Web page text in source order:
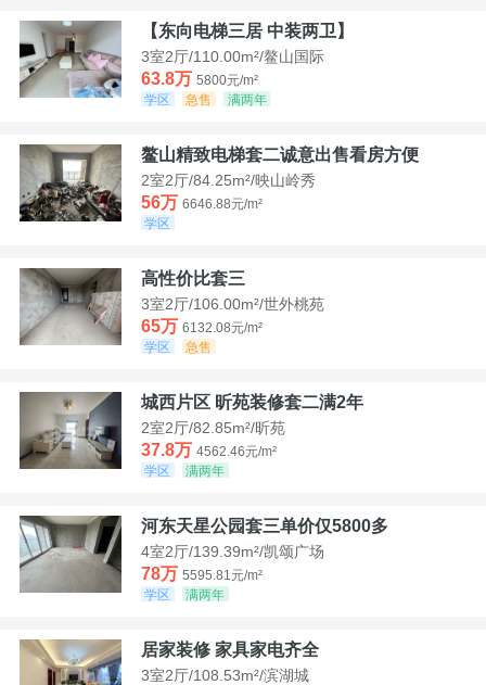
【东向电梯三居 中装两卫】
3室2厅/110.00m²/鳌山国际
63.8万 5800元/m²
学区
急售 满两年
鳌山精致电梯套二诚意出售看房方便
2室2厅/84.25m²/映山岭秀
56万 6646.88元/m²
学区
高性价比套三
3室2厅/106.00m²/世外桃苑
65万 6132.08元/m²
学区
急售
城西片区 昕苑装修套二满2年
2室2厅/82.85m²/昕苑
37.8万 4562.46元/m²
学区
满两年
河东天星公园套三单价仅5800多
4室2厅/139.39m²/凯颂广场
78万 5595.81元/m²
学区
满两年
居家装修 家具家电齐全
3室2厅/108.53m²/滨湖城